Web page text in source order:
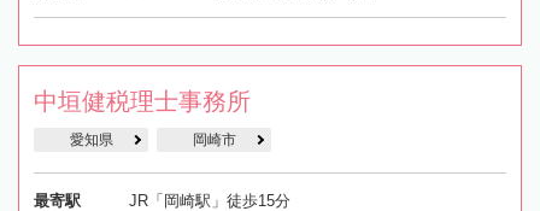
中垣健税理士事務所
愛知県 岡崎市
最寄駅 JR「岡崎駅」徒歩15分